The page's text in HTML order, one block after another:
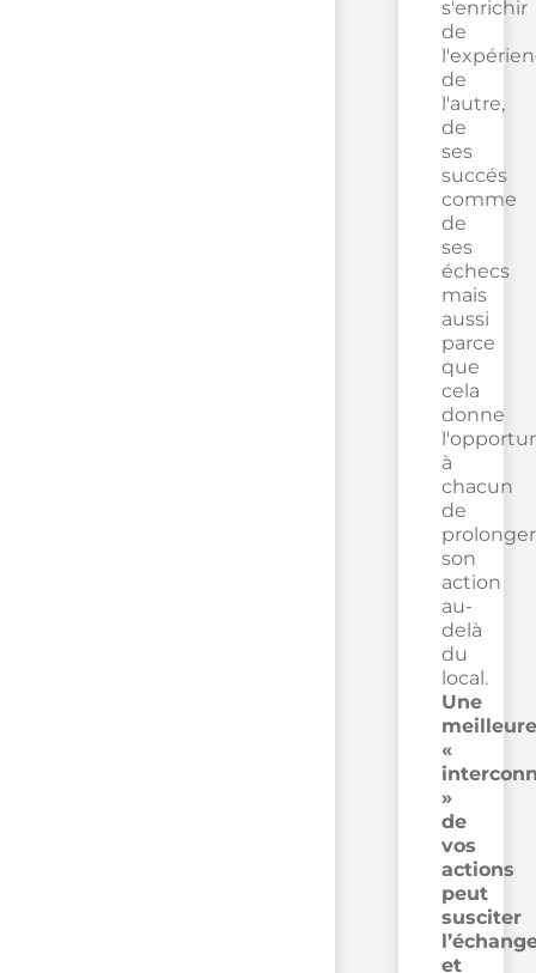
s'enrichir
de
de
l'autre,
de
ses
succés
comme
de
ses
échecs
mais
aussi
parce
que
cela
donne
à
chacun
de
prolonger
son
action
au-
delà
du
local.
Une
meilleure
«
»
de
vos
actions
peut
susciter
et